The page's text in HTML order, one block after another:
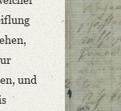
U.
und